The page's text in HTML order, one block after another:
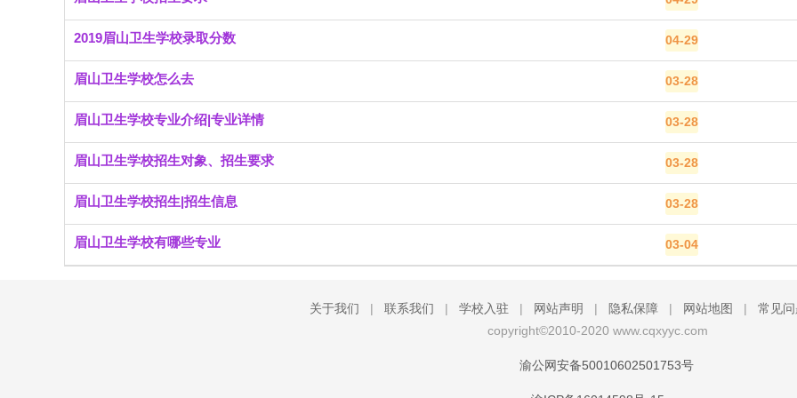
2019眉山卫生学校录取分数 04-29
眉山卫生学校怎么去 03-28
眉山卫生学校专业介绍|专业详情 03-28
眉山卫生学校招生对象、招生要求 03-28
眉山卫生学校招生|招生信息 03-28
眉山卫生学校有哪些专业 03-04
关于我们 | 联系我们 | 学校入驻 | 网站声明 | 隐私保障 | 网站地图 | 常见问
copyright©2010-2020 www.cqxyyc.com
渝公网安备50010602501753号